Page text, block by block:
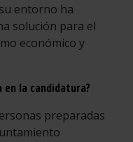
entorno ha
solución para el
económico y
en la candidatura?
preparadas